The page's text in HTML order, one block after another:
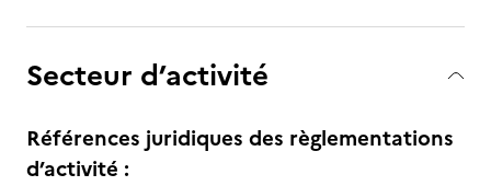
Secteur d’activité
Références juridiques des règlementations
d’activité :